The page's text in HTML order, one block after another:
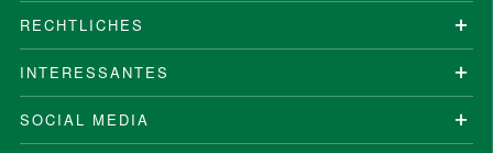
RECHTLICHES
INTERESSANTES
SOCIAL MEDIA